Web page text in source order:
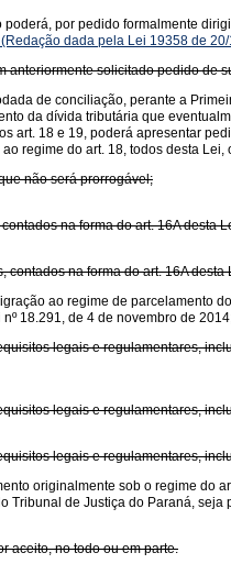
por pedido formalmente
(Redação dada pela Lei 19358 de
solicitado pedido de
de conciliação, perante a
da dívida tributária que
art. 18 e 19, poderá apresentar
regime do art. 18, todos desta
não será prorrogável;
na forma do art. 16A desta
na forma do art. 16A desta
ao regime de
18.291, de 4 de novembro de
legais e regulamentares,
legais e regulamentares,
legais e regulamentares,
originalmente sob o regime
de Justiça do Paraná,
aceito, no todo ou em parte.